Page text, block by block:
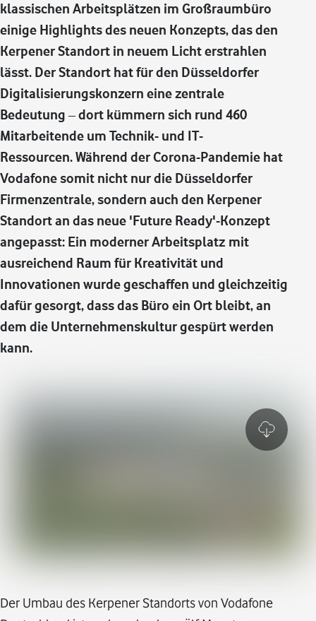
klassischen Arbeitsplätzen im Großraumbüro
einige Highlights des neuen Konzepts, das den
Kerpener Standort in neuem Licht erstrahlen
lässt. Der Standort hat für den Düsseldorfer
Digitalisierungskonzern eine zentrale
Bedeutung – dort kümmern sich rund 460
Mitarbeitende um Technik- und IT-
Ressourcen. Während der Corona-Pandemie hat
Vodafone somit nicht nur die Düsseldorfer
Firmenzentrale, sondern auch den Kerpener
Standort an das neue 'Future Ready'-Konzept
angepasst: Ein moderner Arbeitsplatz mit
ausreichend Raum für Kreativität und
Innovationen wurde geschaffen und gleichzeitig
dafür gesorgt, dass das Büro ein Ort bleibt, an
dem die Unternehmenskultur gespürt werden
kann.
Der Umbau des Kerpener Standorts von Vodafone